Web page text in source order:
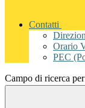
Contatti
Orario
PEC
Campo di ricerca